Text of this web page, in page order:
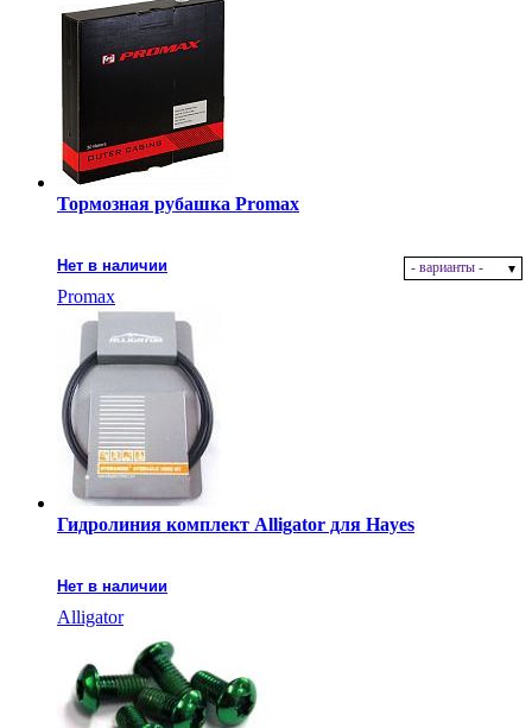
Тормозная рубашка Promax
Нет в наличии - варианты -
Promax
Гидролиния комплект Alligator для Hayes
Нет в наличии
Alligator